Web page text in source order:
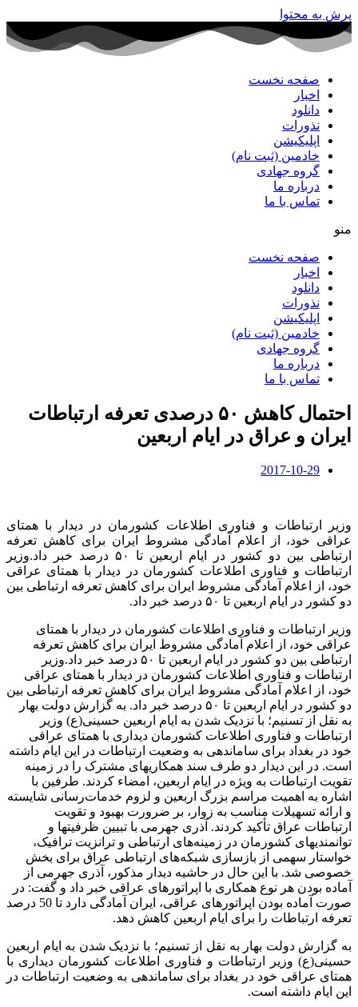
پرش به محتوا
صفحه نخست
اخبار
دانلود
نذورات
اپلیکیشن
خادمین (ثبت نام)
گروه جهادی
درباره ما
تماس با ما
منو
صفحه نخست
اخبار
دانلود
نذورات
اپلیکیشن
خادمین (ثبت نام)
گروه جهادی
درباره ما
تماس با ما
احتمال کاهش ۵۰ درصدی تعرفه ارتباطات
ایران و عراق در ایام اربعین
2017-10-29
وزیر ارتباطات و فناوری اطلاعات کشورمان در دیدار با همتای
عراقی خود، از اعلام آمادگی مشروط ایران برای کاهش تعرفه
ارتباطی بین دو کشور در ایام اربعین تا ۵۰ درصد خبر داد.وزیر
ارتباطات و فناوری اطلاعات کشورمان در دیدار با همتای عراقی
خود، از اعلام آمادگی مشروط ایران برای کاهش تعرفه ارتباطی بین
دو کشور در ایام اربعین تا ۵۰ درصد خبر داد.
وزیر ارتباطات و فناوری اطلاعات کشورمان در دیدار با همتای
عراقی خود، از اعلام آمادگی مشروط ایران برای کاهش تعرفه
ارتباطی بین دو کشور در ایام اربعین تا ۵۰ درصد خبر داد.وزیر
ارتباطات و فناوری اطلاعات کشورمان در دیدار با همتای عراقی
خود، از اعلام آمادگی مشروط ایران برای کاهش تعرفه ارتباطی بین
دو کشور در ایام اربعین تا ۵۰ درصد خبر داد. به گزارش دولت بهار
به نقل از تسنیم؛ با نزدیک شدن به ایام اربعین حسینی(ع) وزیر
ارتباطات و فناوری اطلاعات کشورمان دیداری با همتای عراقی
خود در بغداد برای ساماندهی به وضعیت ارتباطات در این ایام داشته
است. در این دیدار دو طرف سند همکاریهای مشترک را در زمینه
تقویت ارتباطات به ویژه در ایام اربعین، امضاء کردند. طرفین با
اشاره به اهمیت مراسم بزرگ اربعین و لزوم خدمات‌رسانی شایسته
و ارائه تسهیلات مناسب به زوار، بر ضرورت بهبود و تقویت
ارتباطات عراق تأکید کردند. آذری جهرمی با تبیین ظرفیتها و
توانمندیهای کشورمان در زمینه‌های ارتباطی و ترانزیت ترافیک،
خواستار سهمی از بازسازی شبکه‌های ارتباطی عراق برای بخش
خصوصی شد. با این حال در حاشیه دیدار مذکور، آذری جهرمی از
آماده بودن هر نوع همکاری با اپراتورهای عراقی خبر داد و گفت: در
صورت آماده بودن اپراتورهای عراقی، ایران آمادگی دارد تا 50 درصد
تعرفه ارتباطات را برای ایام اربعین کاهش دهد.
به گزارش دولت بهار به نقل از تسنیم؛ با نزدیک شدن به ایام اربعین
حسینی(ع) وزیر ارتباطات و فناوری اطلاعات کشورمان دیداری با
همتای عراقی خود در بغداد برای ساماندهی به وضعیت ارتباطات در
این ایام داشته است.